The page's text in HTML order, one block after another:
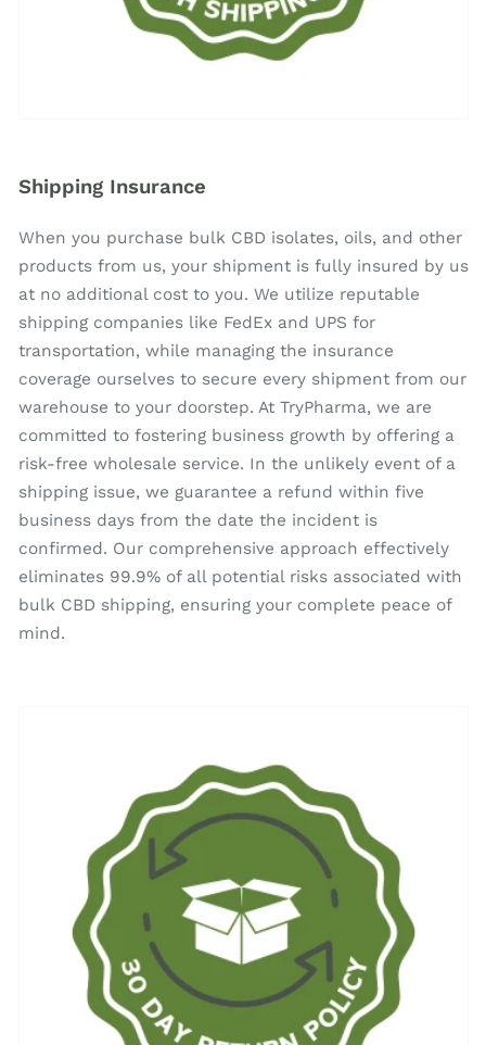
Shipping Insurance
When you purchase bulk CBD isolates, oils, and other
products from us, your shipment is fully insured by us
at no additional cost to you. We utilize reputable
shipping companies like FedEx and UPS for
transportation, while managing the insurance
coverage ourselves to secure every shipment from our
warehouse to your doorstep. At TryPharma, we are
committed to fostering business growth by offering a
risk-free wholesale service. In the unlikely event of a
shipping issue, we guarantee a refund within five
business days from the date the incident is
confirmed. Our comprehensive approach effectively
eliminates 99.9% of all potential risks associated with
bulk CBD shipping, ensuring your complete peace of
mind.